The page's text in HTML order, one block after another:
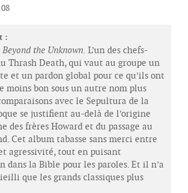
:
Beyond the Unknown. L’un des chefs-
Thrash Death, qui vaut au groupe un
et un pardon global pour ce qu’ils ont
moins bon sous un autre nom plus
avec le Sepultura de la
se justifient au-delà de l’origine
des frères Howard et du passage au
Cet album tabasse sans merci entre
agressivité, tout en puisant
dans la Bible pour les paroles. Et il n’a
que les grands classiques plus